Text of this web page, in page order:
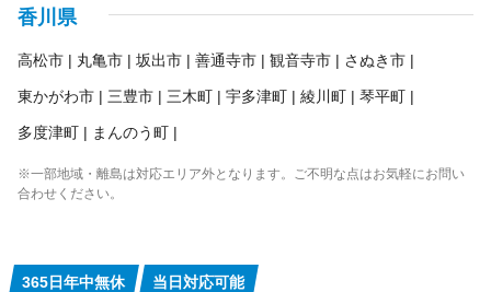
香川県
高松市 丸亀市 坂出市 善通寺市 観音寺市 さぬき市
東かがわ市 三豊市 三木町 宇多津町 綾川町 琴平町
多度津町 まんのう町
※一部地域・離島は対応エリア外となります。ご不明な点はお気軽にお問い
合わせください。
365日年中無休 当日対応可能